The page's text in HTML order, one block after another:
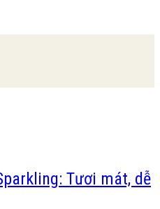
Tươi mát, dễ